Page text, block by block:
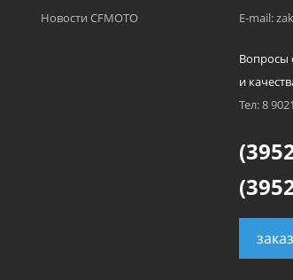
Новости CFMOTO E-mail:
Вопросы
и
Тел: 8